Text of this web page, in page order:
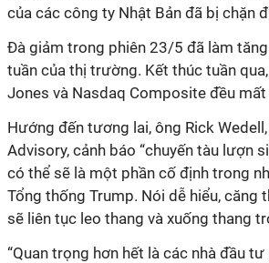
của các công ty Nhật Bản đã bị chặn
Đà giảm trong phiên 23/5 đã làm
tuần của thị trường. Kết thúc tuần
Jones và Nasdaq Composite đều mất
Hướng đến tương lai, ông Rick Wedell,
Advisory, cảnh báo “chuyến tàu lượn
có thể sẽ là một phần cố định trong
Tổng thống Trump. Nói dễ hiểu, căng
sẽ liên tục leo thang và xuống thang
“Quan trọng hơn hết là các nhà đầu